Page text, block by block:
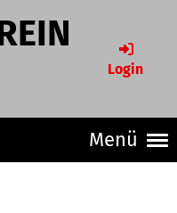
Login
Menü